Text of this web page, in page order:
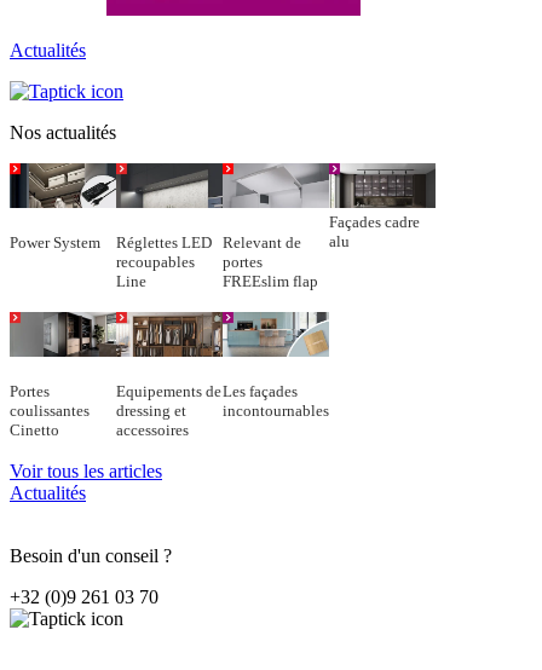
Actualités
Nos actualités
Power System
Réglettes LED
recoupables
Line
Relevant de
portes
FREEslim flap
Façades cadre
alu
Portes
coulissantes
Cinetto
Equipements de
dressing et
accessoires
Les façades
incontournables
Voir tous les articles
Actualités
Besoin d'un conseil ?
+32 (0)9 261 03 70